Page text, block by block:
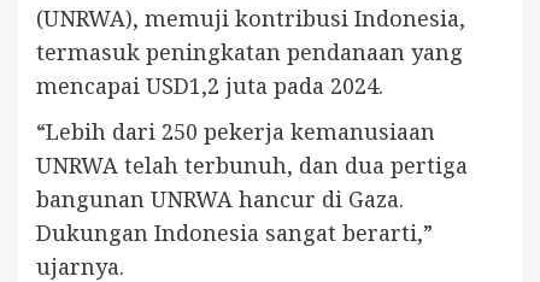
(UNRWA), memuji kontribusi Indonesia,
termasuk peningkatan pendanaan yang
mencapai USD1,2 juta pada 2024.
“Lebih dari 250 pekerja kemanusiaan
UNRWA telah terbunuh, dan dua pertiga
bangunan UNRWA hancur di Gaza.
Dukungan Indonesia sangat berarti,”
ujarnya.